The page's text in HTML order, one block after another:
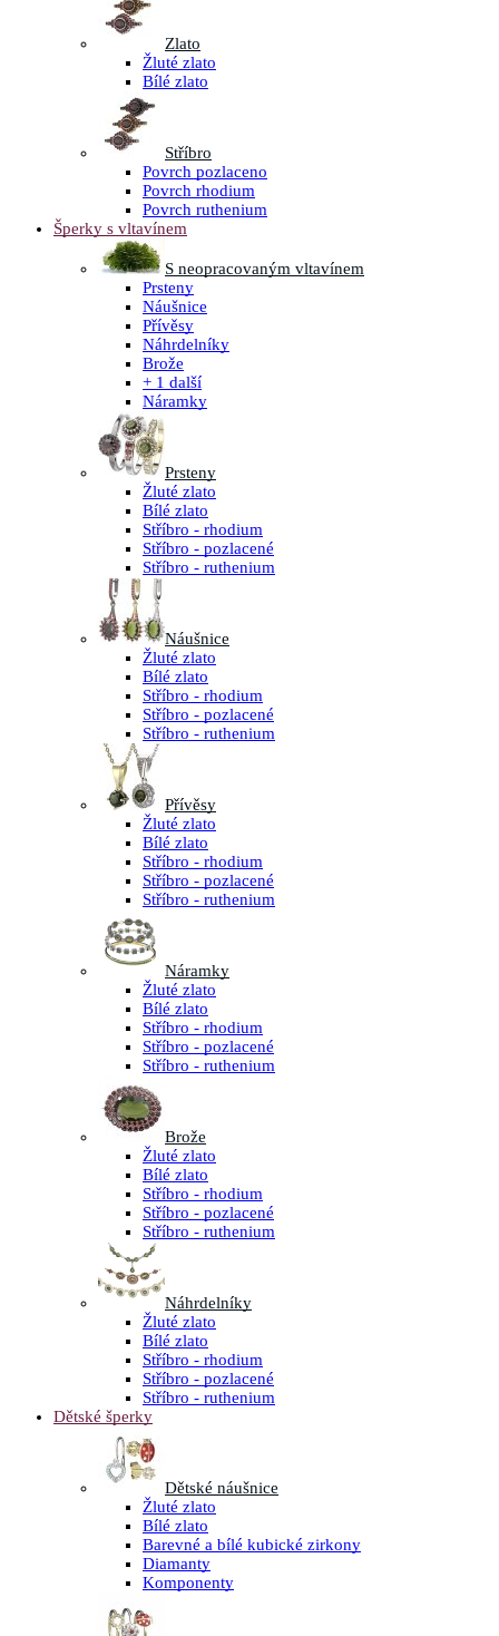
Zlato
Žluté zlato
Bílé zlato
Stříbro
Povrch pozlaceno
Povrch rhodium
Povrch ruthenium
Šperky s vltavínem
S neopracovaným vltavínem
Prsteny
Náušnice
Přívěsy
Náhrdelníky
Brože
+ 1 další
Náramky
Prsteny
Žluté zlato
Bílé zlato
Stříbro - rhodium
Stříbro - pozlacené
Stříbro - ruthenium
Náušnice
Žluté zlato
Bílé zlato
Stříbro - rhodium
Stříbro - pozlacené
Stříbro - ruthenium
Přívěsy
Žluté zlato
Bílé zlato
Stříbro - rhodium
Stříbro - pozlacené
Stříbro - ruthenium
Náramky
Žluté zlato
Bílé zlato
Stříbro - rhodium
Stříbro - pozlacené
Stříbro - ruthenium
Brože
Žluté zlato
Bílé zlato
Stříbro - rhodium
Stříbro - pozlacené
Stříbro - ruthenium
Náhrdelníky
Žluté zlato
Bílé zlato
Stříbro - rhodium
Stříbro - pozlacené
Stříbro - ruthenium
Dětské šperky
Dětské náušnice
Žluté zlato
Bílé zlato
Barevné a bílé kubické zirkony
Diamanty
Komponenty